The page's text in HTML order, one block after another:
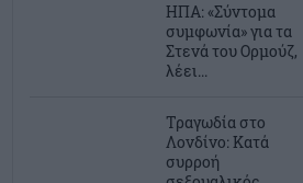
ΗΠΑ: «Σύντομα
συμφωνία» για τα
Στενά του Ορμούζ,
λέει...
Τραγωδία στο
Λονδίνο: Κατά
συρροή